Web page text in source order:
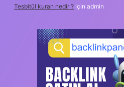
Tesbitül kuran nedir ? için admin